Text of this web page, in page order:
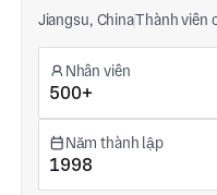
Jiangsu, ChinaThành viên
Nhân viên
500+
Năm thành lập
1998